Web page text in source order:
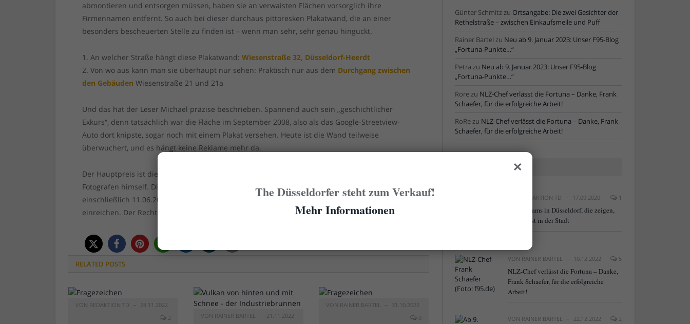
abmontieren und entsorgen müssen, haben sie an verwaisten Flächen vorsorglich ihre
Firmennamen entfernt. So auch bei dieser durchaus pittoresken Plakatwand, die an einer
besonders bescheuerten Stelle zu finden ist – wenn man sehr, sehr genau hinguckt.
1. An welcher Straße hängt diese Plakatwand:Wiesenstraße 32, Düsseldorf-Heerdt
2. Von wo aus kann man sie überhaupt nur sehen: Praktisch nur aus dem Durchgang zwischen
den Gebäuden Wiesenstraße 21 und 21a
Und das hat der Leser Michael präzise beschrieben. Spannend auch sein „geschichtlicher
Exkurs“, denn tatsächlich war die Fläche im September 2008, also als das Google-Streetview-
Auto dort knipste, sogar noch mit einem Plakat versehen. Heute ist die Wand teilweise
überwuchert, und es hängt keine Reklame mehr da.
Der Hauptpreis ist dieses Mal ein Ausdruck des Rätselfotos im Format DIN A4, signiert vom
Fotografen himself. Dieser Preis wird unter allen Leserinnen und Lesern verlost, die bis
einschließlich 11.06.2015 17:00 Uhr einen sinnvollen Lösungsvorschlag hier per Kommentar
einreichen. Der Rechtsweg ist ausgeschlossen.
RELATED POSTS
VON REDAKTION TD
28.11.2022
2
VON RAINER BARTEL
21.11.2022
VON RAINER BARTEL
31.10.2022
0
Günter Schmitzzu Ortsangabe: Die zwei Gesichter der
Rethelstraße – zwischen Einkaufsmeile und Puff
Rainer Bartel zu Neu ab 9. Januar 2023: Unser F95-Blog
„Fortuna-Punkte…“
Petra zu Neu ab 9. Januar 2023: Unser F95-Blog
„Fortuna-Punkte…“
Rorezu NLZ-Chef verlässt die Fortuna – Danke, Frank
Schaefer, für die erfolgreiche Arbeit!
RoRezu NLZ-Chef verlässt die Fortuna – Danke, Frank
Schaefer, für die erfolgreiche Arbeit!
BELIEBTE ARTIKEL
REDAKTION TD 17.09.2020 1
20 Webcams in Düsseldorf, die zeigen,
was los ist in der Stadt
VON RAINER BARTEL 10.12.2022 5
NLZ-Chef verlässt die Fortuna – Danke,
Frank Schaefer, für die erfolgreiche
Arbeit!
VON RAINER BARTEL 22.12.2022 2
×
The Düsseldorfer steht zum Verkauf!
Mehr Informationen